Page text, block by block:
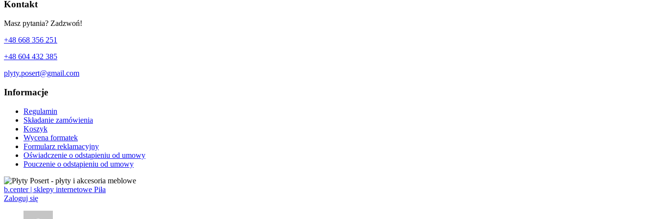
Kontakt
Masz pytania? Zadzwoń!
+48 668 356 251
+48 604 432 385
plyty.posert@gmail.com
Informacje
Regulamin
Składanie zamówienia
Koszyk
Wycena formatek
Formularz reklamacyjny
Oświadczenie o odstąpieniu od umowy
Pouczenie o odstąpieniu od umowy
b.center | sklepy internetowe Piła
Zaloguj się